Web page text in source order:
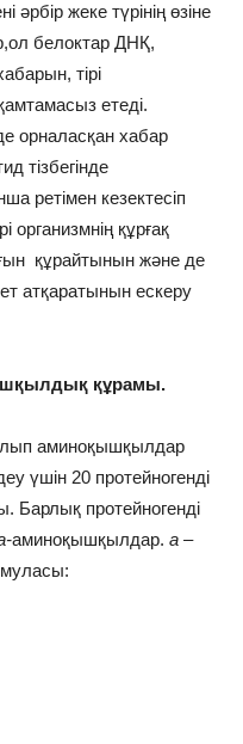
жеке түрінің өзіне
белоктар ДНҚ,
тірі
етеді.
орналасқан хабар
тізбегінде
ретімен кезектесіп
организмнің құрғақ
құрайтынын және де
атқаратынын ескеру
құрамы.
аминоқышқылдар
үшін 20 протейногенді
протейногенді
аминоқышқылдар. а –